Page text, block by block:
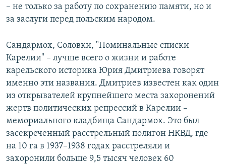
– не только за работу по сохранению памяти, но и
за заслуги перед польским народом.
Сандармох, Соловки, "Поминальные списки
Карелии" – лучше всего о жизни и работе
карельского историка Юрия Дмитриева говорят
именно эти названия. Дмитриев известен как один
из открывателей крупнейшего места захоронений
жертв политических репрессий в Карелии –
мемориального кладбища Сандармох. Это был
засекреченный расстрельный полигон НКВД, где
на 10 га в 1937–1938 годах расстреляли и
захоронили больше 9,5 тысяч человек 60